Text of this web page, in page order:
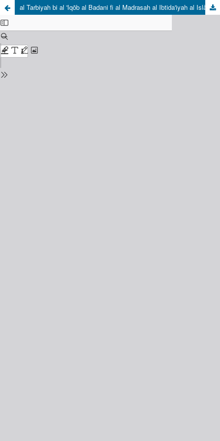
al Tarbiyah bi al 'Iqōb al Badani fi al Madrasah al Ibtida'iyah al Islàmiyah 'inda Ibn Sahnūn (Diràsah Tahlìliah 'alà Kitàb Àdàb al Mu'allimìn)